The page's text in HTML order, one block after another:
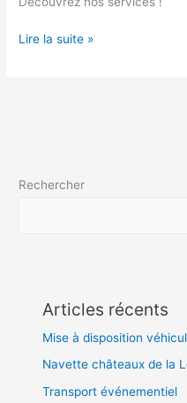
Lire la suite »
Rechercher
Articles récents
Mise à disposition
Navette châteaux de la
Transport événementiel